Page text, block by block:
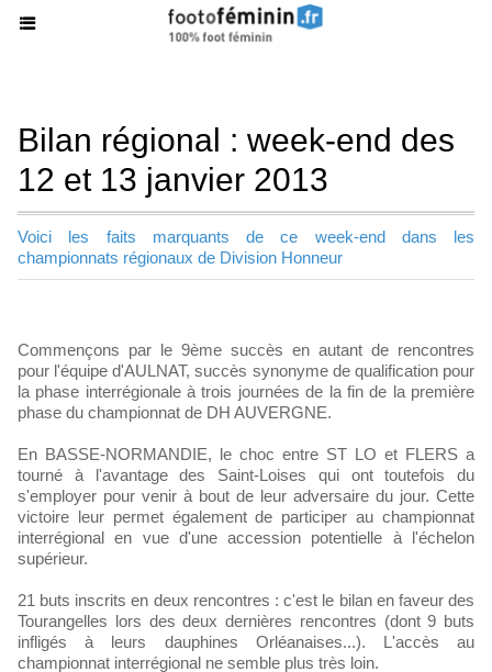
Bilan régional : week-end des
12 et 13 janvier 2013
Voici les faits marquants de ce week-end dans les
championnats régionaux de Division Honneur
Commençons par le 9ème succès en autant de rencontres
pour l'équipe d'AULNAT, succès synonyme de qualification pour
la phase interrégionale à trois journées de la fin de la première
phase du championnat de DH AUVERGNE.
En BASSE-NORMANDIE, le choc entre ST LO et FLERS a
tourné à l'avantage des Saint-Loises qui ont toutefois du
s'employer pour venir à bout de leur adversaire du jour. Cette
victoire leur permet également de participer au championnat
interrégional en vue d'une accession potentielle à l'échelon
supérieur.
21 buts inscrits en deux rencontres : c'est le bilan en faveur des
Tourangelles lors des deux dernières rencontres (dont 9 buts
infligés à leurs dauphines Orléanaises...). L'accès au
championnat interrégional ne semble plus très loin.